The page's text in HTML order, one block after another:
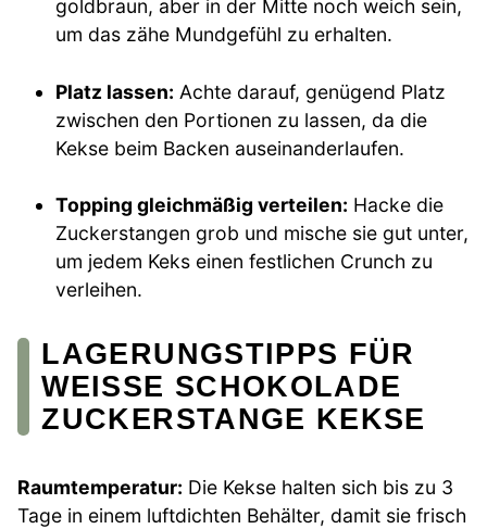
goldbraun, aber in der Mitte noch weich sein,
um das zähe Mundgefühl zu erhalten.
Platz lassen: Achte darauf, genügend Platz
zwischen den Portionen zu lassen, da die
Kekse beim Backen auseinanderlaufen.
Topping gleichmäßig verteilen: Hacke die
Zuckerstangen grob und mische sie gut unter,
um jedem Keks einen festlichen Crunch zu
verleihen.
LAGERUNGSTIPPS FÜR
WEISSE SCHOKOLADE Z
UCKERSTANGE KEKSE
Raumtemperatur: Die Kekse halten sich bis zu 3
Tage in einem luftdichten Behälter, damit sie frisch